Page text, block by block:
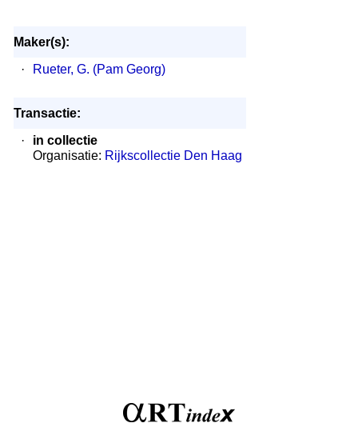
Maker(s):
·
Rueter, G. (Pam Georg)
Transactie:
·
in collectie
Organisatie: Rijkscollectie Den Haag